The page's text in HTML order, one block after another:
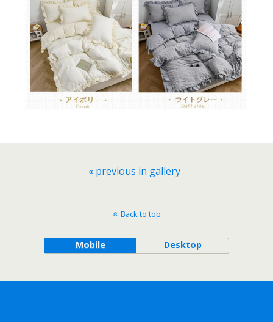
« previous in gallery
Back to top
Mobile Desktop